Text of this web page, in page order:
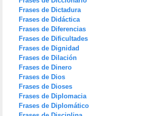
Frases de Dictadura
Frases de Didáctica
Frases de Diferencias
Frases de Dificultades
Frases de Dignidad
Frases de Dilación
Frases de Dinero
Frases de Dios
Frases de Dioses
Frases de Diplomacia
Frases de Diplomático